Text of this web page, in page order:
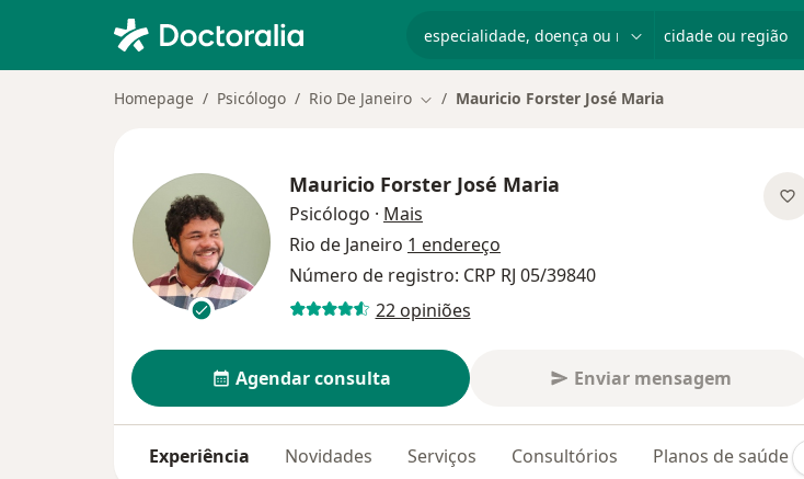
Homepage Psicólogo Rio De Janeiro Mudar de cidade
Mauricio Forster José Maria
Mauricio Forster José Maria
Psicólogo · Mais
Rio de Janeiro 1 endereço
Número de registro: CRP RJ 05/39840
22 opiniões
Agendar consulta Enviar mensagem
Experiência Novidades Serviços Consultórios Planos de saúde